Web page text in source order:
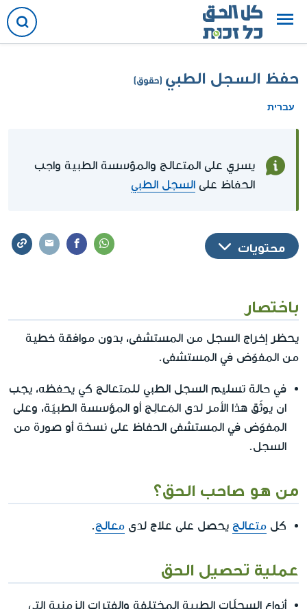
حفظ السجل الطبي (حقوق)
עברית
يسري على المتعالج والمؤسسة الطبية واجب
الحفاظ على السجل الطبي
محتويات
باختصار
يحظر إخراج السجل من المستشفى، بدون موافقة خطية
من المفوّض في المستشفى.
في حالة تسليم السجل الطبي للمتعالج كي يحفظه، يجب
ان يوثّق هذا الأمر لدى المُعالِج أو المؤسسة الطبيّة، وعلى
المفوّض في المستشفى الحفاظ على نسخة أو صورة من
السجل.
من هو صاحب الحق؟
كل متعالج يحصل على علاج لدى معالج.
عملية تحصيل الحق
أنواع السجلّات الطبية المختلفة والفترات الزمنية التي